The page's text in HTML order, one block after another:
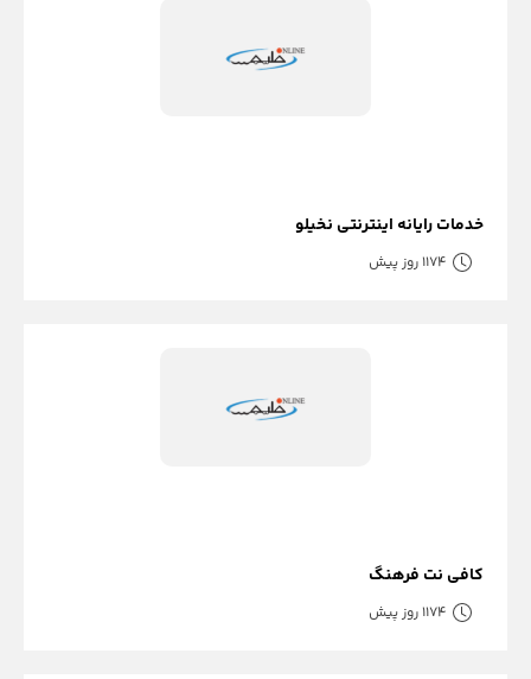
خدمات رایانه اینترنتی نخیلو
1174 روز پیش
کافی نت فرهنگ
1174 روز پیش